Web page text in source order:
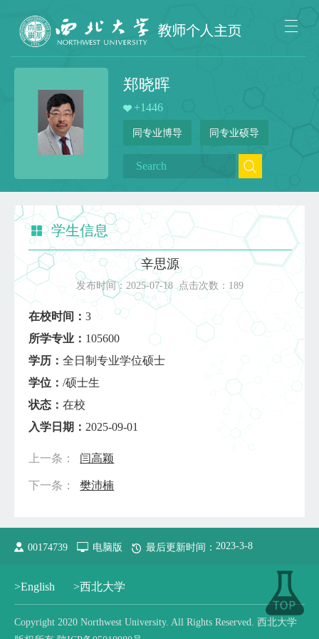
郑晓晖
+1446
同专业博导 同专业硕导
学生信息
辛思源
发布时间： 2025-07-18 点击次数： 189
在校时间： 3
所学专业： 105600
学历： 全日制专业学位硕士
学位： /硕士生
状态： 在校
入学日期： 2025-09-01
上一条： 闫高颖
下一条： 樊沛楠
00174739 电脑版 最后更新时间： 2023-3-8
>English >西北大学
Copyright 2020 Northwest University. All Rights Reserved. 西北大学